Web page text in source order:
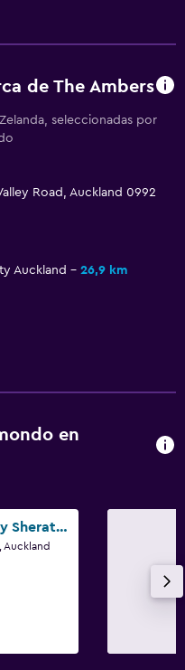
de The Ambers
seleccionadas por
Road, Auckland 0992
Auckland 26,9 km
en
Four Points by Sheraton Auckland
Auckland